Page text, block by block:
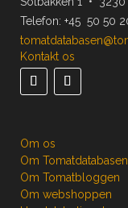
Telefon: +45 50 50
Kontakt os
Om os
Om Tomatdatabasen
Om Tomatbloggen
Om webshoppen